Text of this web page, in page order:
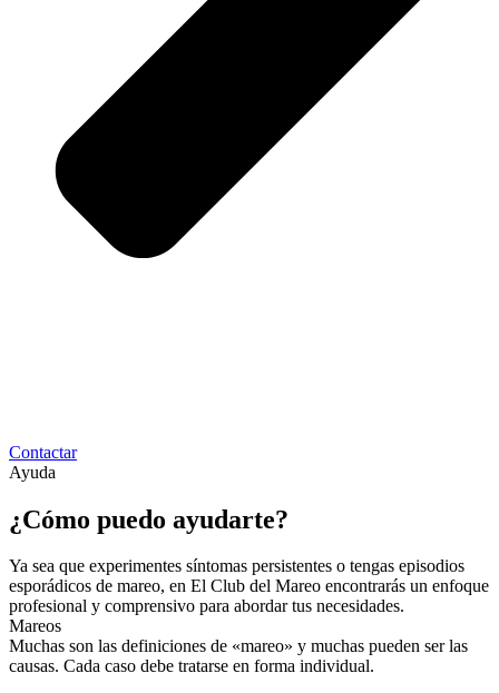
Contactar
Ayuda
¿Cómo puedo ayudarte?
Ya sea que experimentes síntomas persistentes o tengas episodios
esporádicos de mareo, en El Club del Mareo encontrarás un enfoque
profesional y comprensivo para abordar tus necesidades.
Mareos
Muchas son las definiciones de «mareo» y muchas pueden ser las
causas. Cada caso debe tratarse en forma individual.